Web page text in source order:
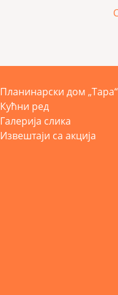
Планинарски дом „Тара“
Кућни ред
Галерија слика
Извештаји са акција